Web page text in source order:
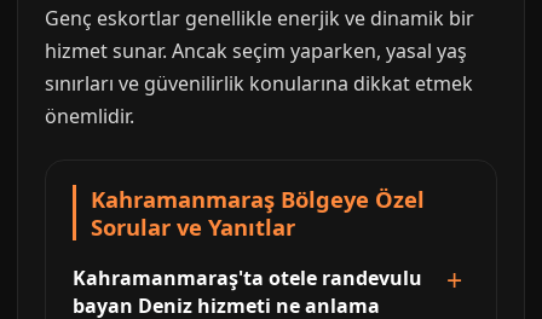
Genç eskortlar genellikle enerjik ve dinamik bir
hizmet sunar. Ancak seçim yaparken, yasal yaş
sınırları ve güvenilirlik konularına dikkat etmek
önemlidir.
Kahramanmaraş Bölgeye Özel
Sorular ve Yanıtlar
Kahramanmaraş'ta otele randevulu
bayan Deniz hizmeti ne anlama